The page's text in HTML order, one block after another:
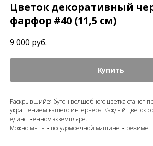
Цветок декоративный
фарфор #40 (11,5 см)
9 000 руб.
Купить
Раскрывшийся бутон волшебного цветка станет
украшением вашего интерьера. Каждый цветок
единственном экземпляре.
Можно мыть в посудомоечной машине в режиме